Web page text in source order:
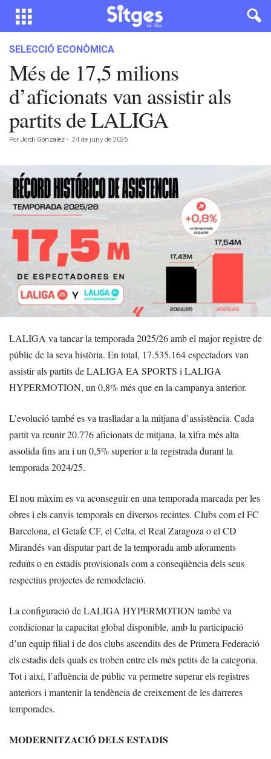
SELECCIÓ ECONÒMICA
Més de 17,5 milions
d’aficionats van assistir als
partits de LALIGA
Por Jordi González - 24 de juny de 2026
LALIGA va tancar la temporada 2025/26 amb el major registre de
públic de la seva història. En total, 17.535.164 espectadors van
assistir als partits de LALIGA EA SPORTS i LALIGA
HYPERMOTION, un 0,8% més que en la campanya anterior.
L’evolució també es va traslladar a la mitjana d’assistència. Cada
partit va reunir 20.776 aficionats de mitjana, la xifra més alta
assolida fins ara i un 0,5% superior a la registrada durant la
temporada 2024/25.
El nou màxim es va aconseguir en una temporada marcada per les
obres i els canvis temporals en diversos recintes. Clubs com el FC
Barcelona, el Getafe CF, el Celta, el Real Zaragoza o el CD
Mirandés van disputar part de la temporada amb aforaments
reduïts o en estadis provisionals com a conseqüència dels seus
respectius projectes de remodelació.
La configuració de LALIGA HYPERMOTION també va
condicionar la capacitat global disponible, amb la participació
d’un equip filial i de dos clubs ascendits des de Primera Federació
els estadis dels quals es troben entre els més petits de la categoria.
Tot i així, l’afluència de públic va permetre superar els registres
anteriors i mantenir la tendència de creixement de les darreres
temporades.
MODERNITZACIÓ DELS ESTADIS